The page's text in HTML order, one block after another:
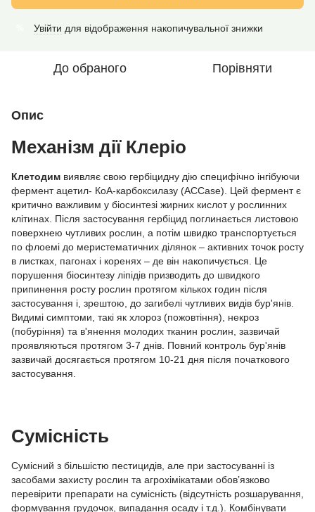
Увійти для відображення накопичувальної знижки
До обраного Порівняти
Опис
Механізм дії Клеріо
Клетодим виявляє свою гербіцидну дію специфічно інгібуючи
фермент ацетил- КоА-карбоксилазу (ACCase). Цей фермент є
критично важливим у біосинтезі жирних кислот у рослинних
клітинах. Після застосування гербіцид поглинається листовою
поверхнею чутливих рослин, а потім швидко транспортується
по флоемі до меристематичних ділянок – активних точок росту
в листках, пагонах і коренях – де він накопичується. Це
порушення біосинтезу ліпідів призводить до швидкого
припинення росту рослин протягом кількох годин після
застосування і, зрештою, до загибелі чутливих видів бур'янів.
Видимі симптоми, такі як хлороз (пожовтіння), некроз
(побуріння) та в'янення молодих тканин рослин, зазвичай
проявляються протягом 3-7 днів. Повний контроль бур'янів
зазвичай досягається протягом 10-21 дня після початкового
застосування.
Сумісність
Сумісний з більшістю пестицидів, але при застосуванні із
засобами захисту рослин та агрохімікатами обов’язково
перевірити препарати на сумісність (відсутність розшарування,
формування грудочок, випадання осаду і т.д.). Комбінувати